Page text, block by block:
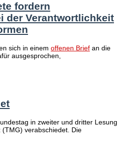
fordern
der Verantwortlichkeit
sich in einem offenen Brief an die
ausgesprochen,
in zweiter und dritter Lesung
verabschiedet. Die